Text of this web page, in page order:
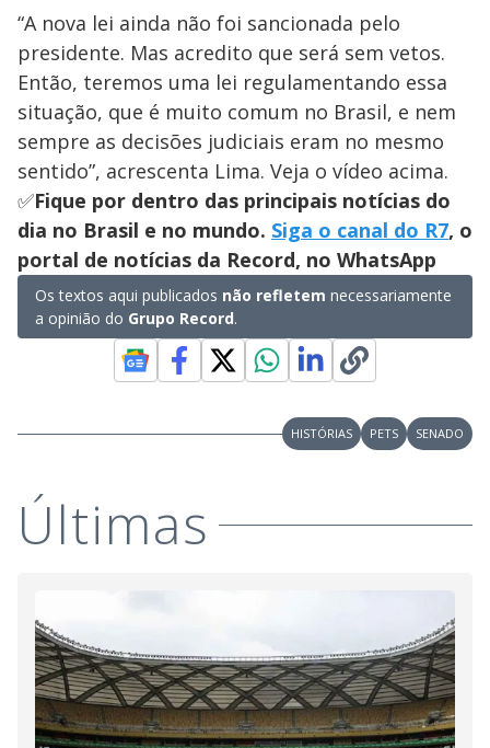
“A nova lei ainda não foi sancionada pelo
presidente. Mas acredito que será sem vetos.
Então, teremos uma lei regulamentando essa
situação, que é muito comum no Brasil, e nem
sempre as decisões judiciais eram no mesmo
sentido”, acrescenta Lima. Veja o vídeo acima.
✅Fique por dentro das principais notícias do
dia no Brasil e no mundo. Siga o canal do R7, o
portal de notícias da Record, no WhatsApp
Os textos aqui publicados não refletem necessariamente
a opinião do Grupo Record.
HISTÓRIAS PETS SENADO
Últimas